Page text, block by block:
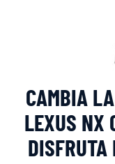
CAMBIA
LEXUS NX